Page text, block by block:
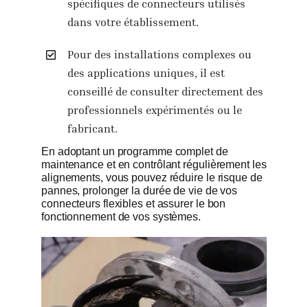
spécifiques de connecteurs utilisés
dans votre établissement.
Pour des installations complexes ou
des applications uniques, il est
conseillé de consulter directement des
professionnels expérimentés ou le
fabricant.
En adoptant un programme complet de
maintenance et en contrôlant régulièrement les
alignements, vous pouvez réduire le risque de
pannes, prolonger la durée de vie de vos
connecteurs flexibles et assurer le bon
fonctionnement de vos systèmes.